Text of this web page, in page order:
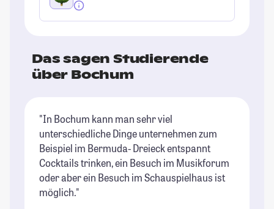
Das sagen Studierende
über Bochum
"In Bochum kann man sehr viel
unterschiedliche Dinge unternehmen zum
Beispiel im Bermuda- Dreieck entspannt
Cocktails trinken, ein Besuch im Musikforum
oder aber ein Besuch im Schauspielhaus ist
möglich."